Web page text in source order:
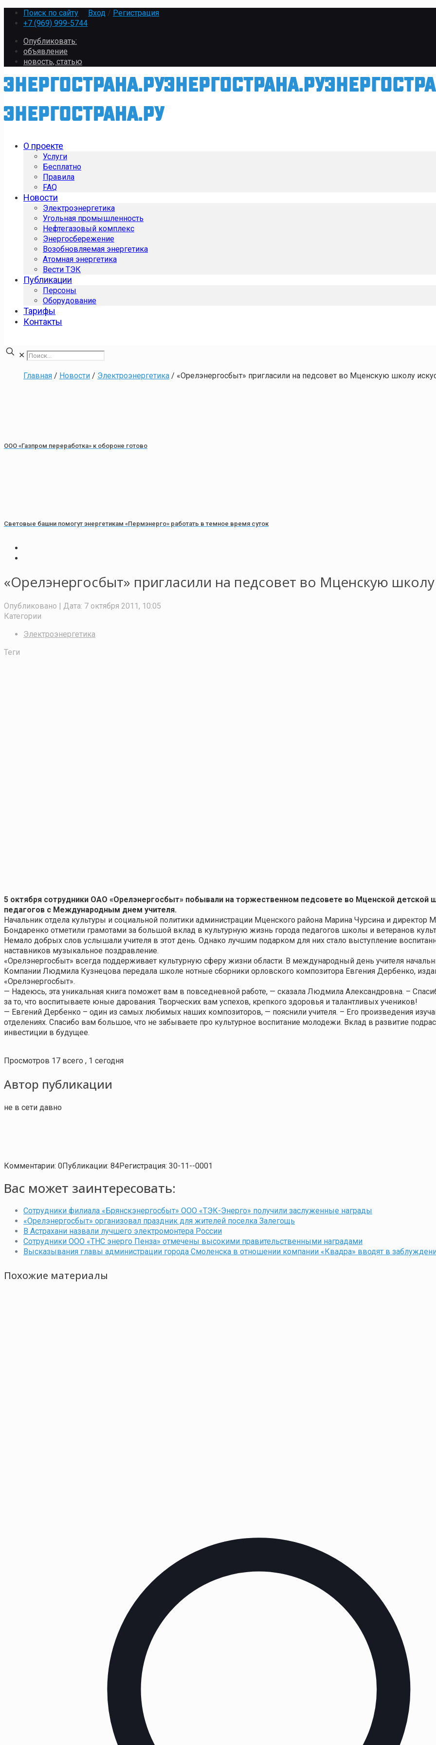
Поиск по сайту Вход / Регистрация
+7 (969) 999-5744
Опубликовать:
объявление
новость, статью
О проекте
Услуги
Бесплатно
Правила
FAQ
Новости
Электроэнергетика
Угольная промышленность
Нефтегазовый комплекс
Энергосбережение
Возобновляемая энергетика
Атомная энергетика
Вести ТЭК
Публикации
Персоны
Оборудование
Тарифы
Контакты
✕
Главная / Новости / Электроэнергетика / «Орелэнергосбыт» пригласили на педсовет во Мценскую школу
ООО «Газпром переработка» к обороне готово
Световые башни помогут энергетикам «Пермэнерго» работать в темное время суток
«Орелэнергосбыт» пригласили на педсовет во Мценскую школу
Опубликовано | Дата: 7 октября 2011, 10:05
Категории
Электроэнергетика
Теги
5 октября сотрудники ОАО «Орелэнергосбыт» побывали на торжественном педсовете во Мценской детской
педагогов с Международным днем учителя.
Начальник отдела культуры и социальной политики администрации Мценского района Марина Чурсина и
Бондаренко отметили грамотами за большой вклад в культурную жизнь города педагогов школы и ветеранов
Немало добрых слов услышали учителя в этот день. Однако лучшим подарком для них стало выступление
наставников музыкальное поздравление.
«Орелэнергосбыт» всегда поддерживает культурную сферу жизни области. В международный день учителя
Компании Людмила Кузнецова передала школе нотные сборники орловского композитора Евгения Дербенко,
«Орелэнергосбыт».
— Надеюсь, эта уникальная книга поможет вам в повседневной работе, — сказала Людмила Александровна. –
за то, что воспитываете юные дарования. Творческих вам успехов, крепкого здоровья и талантливых учеников!
— Евгений Дербенко – один из самых любимых наших композиторов, — пояснили учителя. – Его произведения
отделениях. Спасибо вам большое, что не забываете про культурное воспитание молодежи. Вклад в развитие
инвестиции в будущее.
Просмотров 17 всего , 1 сегодня
Автор публикации
не в сети давно
Комментарии: 0Публикации: 84Регистрация: 30-11--0001
Вас может заинтересовать:
Сотрудники филиала «Брянскэнергосбыт» ООО «ТЭК-Энерго» получили заслуженные награды
«Орелэнергосбыт» организовал праздник для жителей поселка Залегощь
В Астрахани назвали лучшего электромонтера России
Сотрудники ООО «ТНС энерго Пенза» отмечены высокими правительственными наградами
Высказывания главы администрации города Смоленска в отношении компании «Квадра» вводят в
Похожие материалы